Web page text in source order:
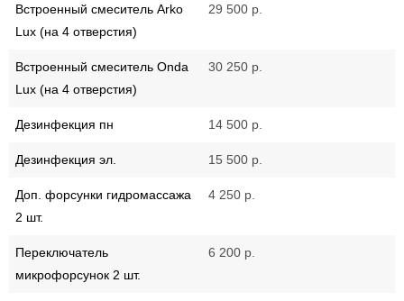
Встроенный смеситель Arko
Lux (на 4 отверстия)
29 500 р.
Встроенный смеситель Onda
Lux (на 4 отверстия)
30 250 р.
Дезинфекция пн 14 500 р.
Дезинфекция эл. 15 500 р.
Доп. форсунки гидромассажа
2 шт.
4 250 р.
Переключатель
микрофорсунок 2 шт.
6 200 р.